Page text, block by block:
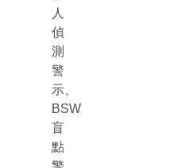
人
偵
測
警
示、
BSW
盲
點
警